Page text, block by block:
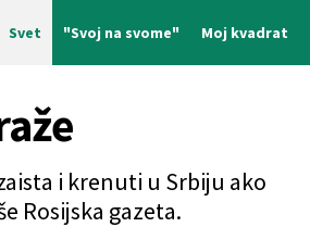
Svet "Svoj na svome" Moj kvadrat
i krenuti u Srbiju ako
Rosijska gazeta.